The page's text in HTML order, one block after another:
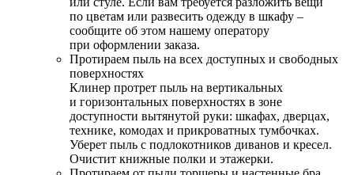
по цветам или развесить одежду в шкафу –
сообщите об этом нашему оператору
при оформлении заказа.
Протираем пыль на всех доступных и свободных
поверхностях
Клинер протрет пыль на вертикальных
и горизонтальных поверхностях в зоне
доступности вытянутой руки: шкафах, дверцах,
технике, комодах и прикроватных тумбочках.
Уберет пыль с подлокотников диванов и кресел.
Очистит книжные полки и этажерки.